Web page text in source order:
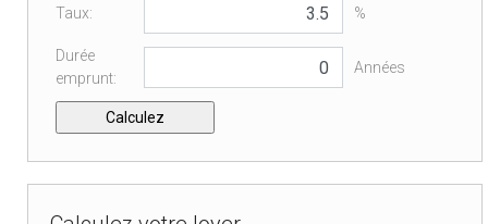
Taux: %
Durée
emprunt:
Années